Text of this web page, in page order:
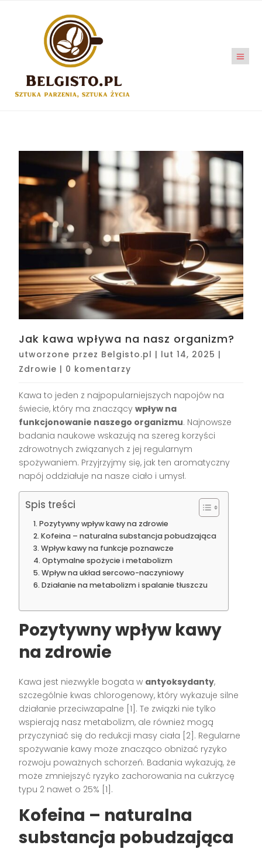
Jak kawa wpływa na nasz organizm?
utworzone przez Belgisto.pl | lut 14, 2025 |
Zdrowie | 0 komentarzy
Kawa to jeden z najpopularniejszych napojów na
świecie, który ma znaczącywpływ na
funkcjonowanie naszego organizmu. Najnowsze
badania naukowe wskazują na szereg korzyści
zdrowotnych związanych z jej regularnym
spożywaniem. Przyjrzyjmy się, jak ten aromatyczny
napój oddziałuje na nasze ciało i umysł.
Spis treści
Pozytywny wpływ kawy na zdrowie
Kofeina – naturalna substancja pobudzająca
Wpływ kawy na funkcje poznawcze
Optymalne spożycie i metabolizm
Wpływ na układ sercowo-naczyniowy
Działanie na metabolizm i spalanie tłuszczu
Pozytywny wpływ kawy
na zdrowie
Kawa jest niezwykle bogata w antyoksydanty,
szczególnie kwas chlorogenowy, który wykazuje silne
działanie przeciwzapalne [1]. Te związki nie tylko
wspierają nasz metabolizm, ale również mogą
przyczyniać się do redukcji masy ciała [2]. Regularne
spożywanie kawy może znacząco obniżać ryzyko
rozwoju poważnych schorzeń. Badania wykazują, że
może zmniejszyć ryzyko zachorowania na cukrzycę
typu 2 nawet o 25% [1].
Kofeina – naturalna
substancja pobudzająca